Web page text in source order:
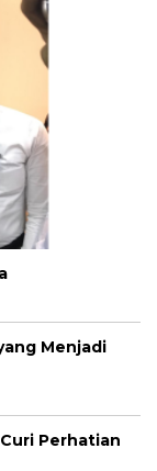
Menjadi
Perhatian